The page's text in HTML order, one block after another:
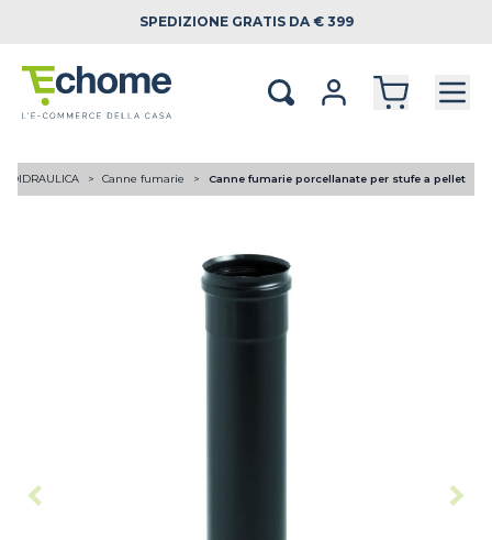
SPEDIZIONE GRATIS DA € 399
Canne fumarie Canne fumarie porcellanate per stufe a pellet